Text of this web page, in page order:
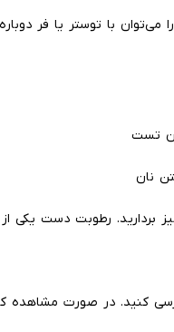
با توستر یا فر
تست
رطوبت دست یکی
کنید. در صورت مشاهده